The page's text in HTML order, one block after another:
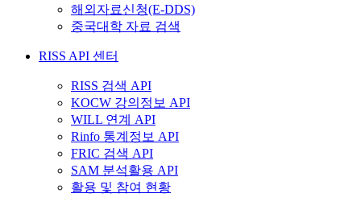
해외자료신청(E-DDS)
중국대학 자료 검색
RISS API 센터
RISS 검색 API
KOCW 강의정보 API
WILL 연계 API
Rinfo 통계정보 API
FRIC 검색 API
SAM 분석활용 API
활용 및 참여 현황